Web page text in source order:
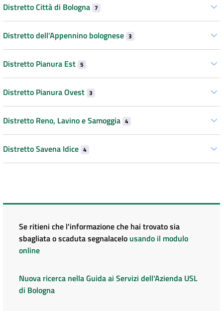
Distretto Città di Bologna 7
Distretto dell’Appennino bolognese 3
Distretto Pianura Est 5
Distretto Pianura Ovest 3
Distretto Reno, Lavino e Samoggia 4
Distretto Savena Idice 4
Se ritieni che l'informazione che hai trovato sia
sbagliata o scaduta segnalacelo usando il modulo
online
Nuova ricerca nella Guida ai Servizi dell'Azienda USL
di Bologna